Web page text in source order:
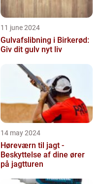
11 june 2024
Gulvafslibning i Birkerød:
Giv dit gulv nyt liv
14 may 2024
Høreværn til jagt -
Beskyttelse af dine ører
på jagtturen